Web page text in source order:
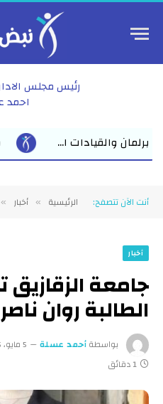
رئيس مجلس
احمد
لفتة حضارية راقية مدير عام
أنت الآن تتصفح: الرئيسية » أخبار »
أخبار
جامعة
الطالبة روان ناصر
بواسطةأحمد عسلة 5 مايو، 2025
1 دقائق